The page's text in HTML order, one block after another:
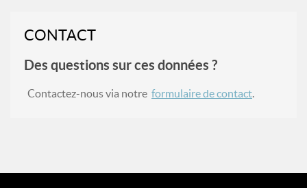
CONTACT
Des questions sur ces données ?
Contactez-nous via notre formulaire de contact.